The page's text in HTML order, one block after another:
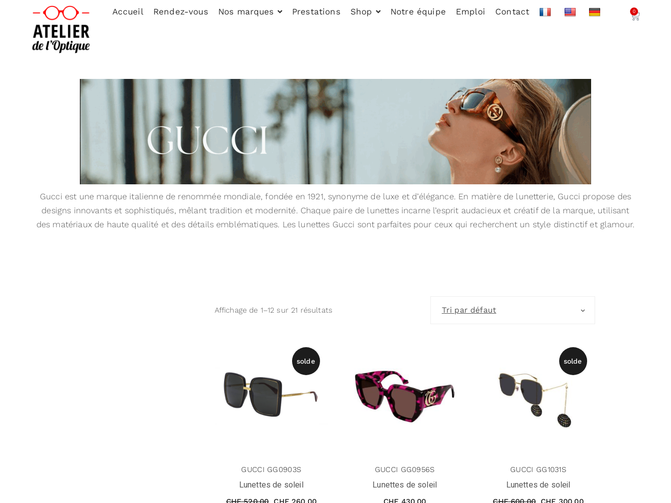
Accueil Rendez-vous Nos marques Prestations Shop Notre équipe Emploi Contact 0
Gucci est une marque italienne de renommée mondiale, fondée en 1921, synonyme de luxe et d’élégance. En matière de lunetterie, Gucci propose des
designs innovants et sophistiqués, mêlant tradition et modernité. Chaque paire de lunettes incarne l’esprit audacieux et créatif de la marque, utilisant
des matériaux de haute qualité et des détails emblématiques. Les lunettes Gucci sont parfaites pour ceux qui recherchent un style distinctif et glamour.
Affichage de 1–12 sur 21 résultats Tri par défaut
solde
GUCCI GG0903S
Lunettes de soleil
GUCCI GG0956S
Lunettes de soleil
solde
GUCCI GG1031S
Lunettes de soleil